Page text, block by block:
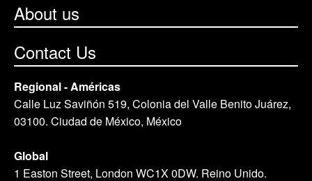
About us
Contact Us
Regional - Américas
Calle Luz Saviñón 519, Colonia del Valle Benito Juárez,
03100. Ciudad de México, México
Global
1 Easton Street, London WC1X 0DW. Reino Unido.